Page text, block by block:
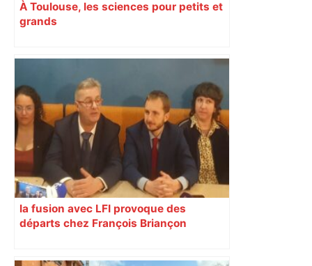
À Toulouse, les sciences pour petits et
grands
la fusion avec LFI provoque des
départs chez François Briançon